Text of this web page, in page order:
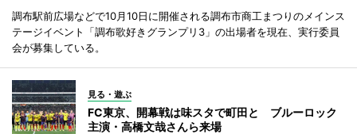
調布駅前広場などで10月10日に開催される調布市商工まつりのメインス
テージイベント「調布歌好きグランプリ3」の出場者を現在、実行委員
会が募集している。
見る・遊ぶ
FC東京、開幕戦は味スタで町田と ブルーロック
主演・高橋文哉さんら来場